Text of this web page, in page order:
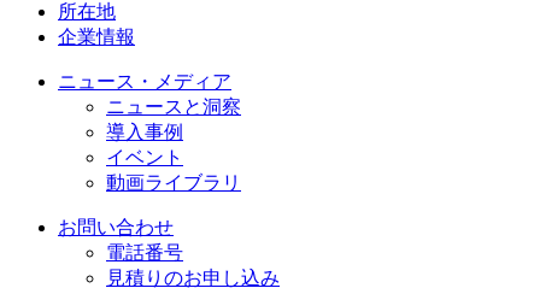
所在地
企業情報
ニュース・メディア
ニュースと洞察
導入事例
イベント
動画ライブラリ
お問い合わせ
電話番号
見積りのお申し込み